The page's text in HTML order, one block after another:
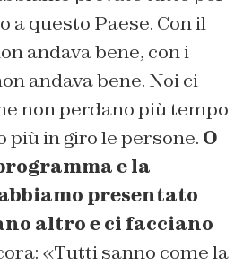
a questo Paese. Con il
andava bene, con i
andava bene. Noi ci
non perdano più tempo
più in giro le persone. O
e la
presentato
altro e ci facciano
«Tutti sanno come la